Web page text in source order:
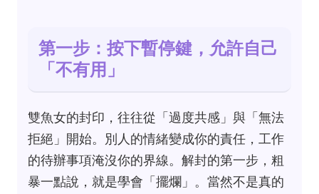
第一步：按下暫停鍵，允許自己
「不有用」
雙魚女的封印，往往從「過度共感」與「無法
拒絕」開始。別人的情緒變成你的責任，工作
的待辦事項淹沒你的界線。解封的第一步，粗
暴一點說，就是學會「擺爛」。當然不是真的